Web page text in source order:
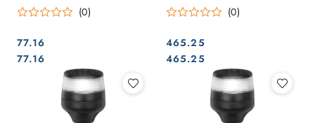
(0)
Cena:
77.16
Cena:
77.16
(0)
Cena:
465.25
Cena:
465.25